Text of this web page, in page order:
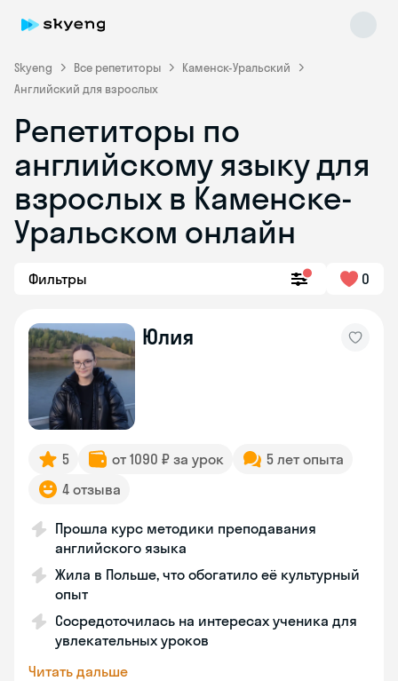
Skyeng Все репетиторы
Каменск-Уральский
Английский для взрослых
Репетиторы по
английскому языку для
взрослых в Каменске-
Уральском онлайн
Фильтры 0
Юлия
5 от 1090 ₽ за урок
5 лет опыта
4 отзыва
Прошла курс методики преподавания
английского языка
Жила в Польше, что обогатило её культурный
опыт
Сосредоточилась на интересах ученика для
увлекательных уроков
Читать дальше
Skyeng Chat